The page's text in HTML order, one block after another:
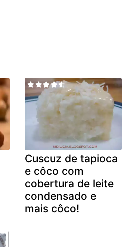
Cuscuz de tapioca
e côco com
cobertura de leite
condensado e
mais côco!